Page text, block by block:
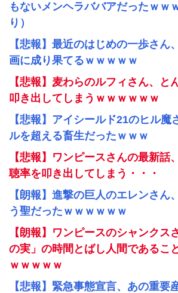
もないメンヘラババアだったｗｗ
り）
【悲報】最近のはじめの一歩さん
画に成り果てるｗｗｗｗｗ
【悲報】麦わらのルフィさん、と
叩き出してしまうｗｗｗｗｗｗ
【悲報】アイシールド21のヒル魔
ルを超える畜生だったｗｗｗ
【悲報】ワンピースさんの最新話
聴率を叩き出してしまう・・・
【朗報】進撃の巨人のエレンさん
う聖だったｗｗｗｗｗｗ
【朗報】ワンピースのシャンクス
の実」の時間とばし人間であるこ
ｗｗｗｗｗ
【悲報】緊急事態宣言、あの重要